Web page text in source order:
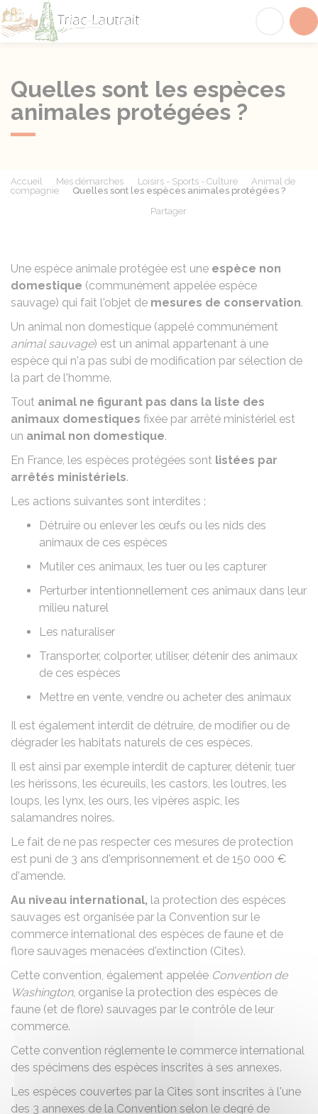
Quelles sont les espèces
animales protégées ?
Accueil Mes démarches Loisirs - Sports - Culture
Animal de
compagnie
Quelles sont les espèces animales protégées ?
Partager
Une espèce animale protégée est une espèce non
domestique (communément appelée espèce
sauvage) qui fait l'objet de mesures de conservation.
Un animal non domestique (appelé communément
animal sauvage) est un animal appartenant à une
espèce qui n'a pas subi de modification par sélection de
la part de l'homme.
Tout animal ne figurant pas dans la liste des
animaux domestiques fixée par arrêté ministériel est
un animal non domestique.
En France, les espèces protégées sont listées par
arrêtés ministériels.
Les actions suivantes sont interdites :
Détruire ou enlever les œufs ou les nids des
animaux de ces espèces
Mutiler ces animaux, les tuer ou les capturer
Perturber intentionnellement ces animaux dans leur
milieu naturel
Les naturaliser
Transporter, colporter, utiliser, détenir des animaux
de ces espèces
Mettre en vente, vendre ou acheter des animaux
Il est également interdit de détruire, de modifier ou de
dégrader les habitats naturels de ces espèces.
Il est ainsi par exemple interdit de capturer, détenir, tuer
les hérissons, les écureuils, les castors, les loutres, les
loups, les lynx, les ours, les vipères aspic, les
salamandres noires.
Le fait de ne pas respecter ces mesures de protection
est puni de 3 ans d'emprisonnement et de 150 000 €
d'amende.
Au niveau international, la protection des espèces
sauvages est organisée par la Convention sur le
commerce international des espèces de faune et de
flore sauvages menacées d'extinction (Cites).
Cette convention, également appelée Convention de
Washington, organise la protection des espèces de
faune (et de flore) sauvages par le contrôle de leur
commerce.
Cette convention réglemente le commerce international
des spécimens des espèces inscrites à ses annexes.
Les espèces couvertes par la Cites sont inscrites à l'une
des 3 annexes de la Convention selon le degré de